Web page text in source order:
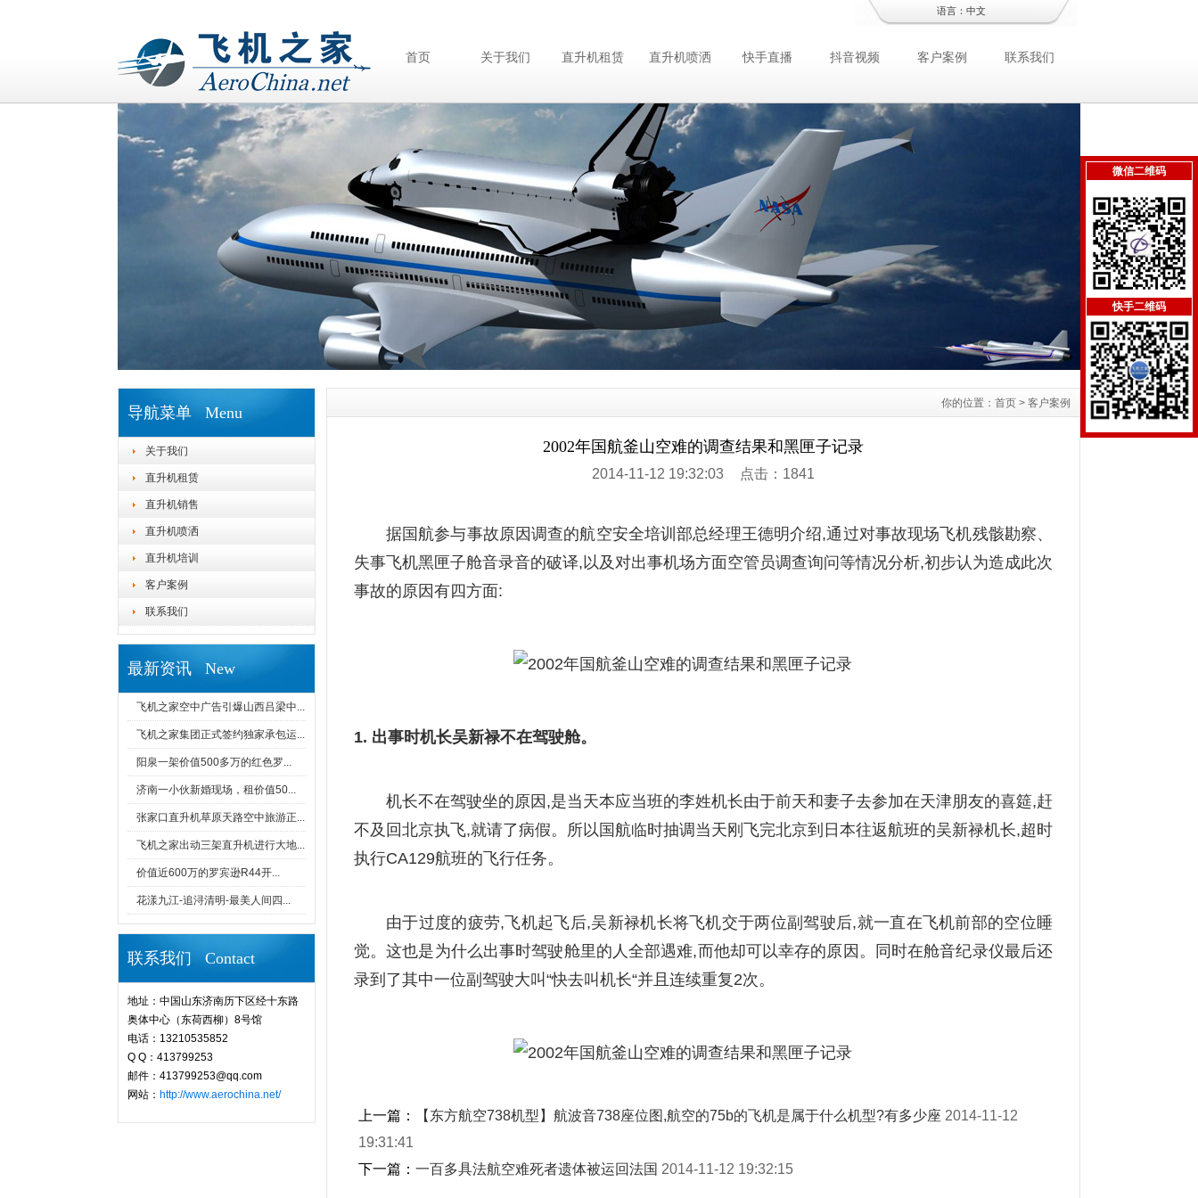
语言： 中文
首页 关于我们 直升机租赁 直升机喷洒 快手直播 抖音视频 客户案例 联系我们
导航菜单 Menu
关于我们
直升机租赁
直升机销售
直升机喷洒
直升机培训
客户案例
联系我们
最新资讯 New
飞机之家空中广告引爆山西吕梁中...
飞机之家集团正式签约独家承包运...
阳泉一架价值500多万的红色罗...
济南一小伙新婚现场，租价值50...
张家口直升机草原天路空中旅游正...
飞机之家出动三架直升机进行大地...
价值近600万的罗宾逊R44开...
花漾九江-追浔清明-最美人间四...
联系我们 Contact
地址：中国山东济南历下区经十东路
奥体中心（东荷西柳）8号馆
电话：13210535852
Q Q：413799253
邮件：413799253@qq.com
网站： http://www.aerochina.net/
你的位置： 首页 > 客户案例
2002年国航釜山空难的调查结果和黑匣子记录
2014-11-12 19:32:03 点击：1841
据国航参与事故原因调查的航空安全培训部总经理王德明介绍,通过对事故现场飞机残骸勘察、
失事飞机黑匣子舱音录音的破译,以及对出事机场方面空管员调查询问等情况分析,初步认为造成此次
事故的原因有四方面:
1. 出事时机长吴新禄不在驾驶舱。
机长不在驾驶坐的原因,是当天本应当班的李姓机长由于前天和妻子去参加在天津朋友的喜筵,赶
不及回北京执飞,就请了病假。所以国航临时抽调当天刚飞完北京到日本往返航班的吴新禄机长,超时
执行CA129航班的飞行任务。
由于过度的疲劳,飞机起飞后,吴新禄机长将飞机交于两位副驾驶后,就一直在飞机前部的空位睡
觉。这也是为什么出事时驾驶舱里的人全部遇难,而他却可以幸存的原因。同时在舱音纪录仪最后还
录到了其中一位副驾驶大叫“快去叫机长“并且连续重复2次。
上一篇： 【东方航空738机型】航波音738座位图,航空的75b的飞机是属于什么机型?有多少座 2014-11-12
19:31:41
下一篇： 一百多具法航空难死者遗体被运回法国 2014-11-12 19:32:15
微信二维码
快手二维码